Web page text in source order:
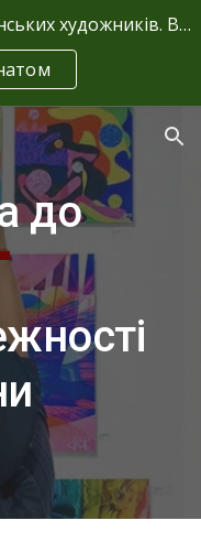
Skip to navigation
Art Fine Nation - підтримка українських художників. Ваші донати - це єдине джерело фінансування.
до